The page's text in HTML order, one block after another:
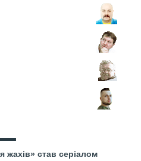
жахів» став серіалом